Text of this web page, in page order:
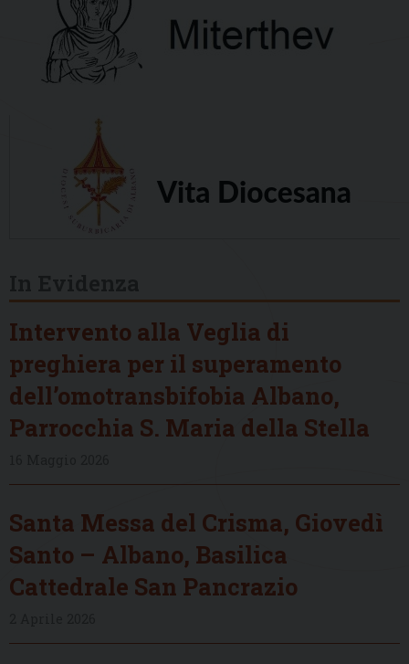
Intervento alla Veglia di
preghiera per il superamento
dell’omotransbifobia Albano,
Parrocchia S. Maria della Stella
Santa Messa del Crisma, Giovedì
Santo – Albano, Basilica
Cattedrale San Pancrazio